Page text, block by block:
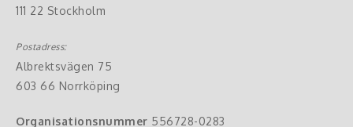
111 22 Stockholm
Postadress:
Albrektsvägen 75
603 66 Norrköping
Organisationsnummer 556728-0283